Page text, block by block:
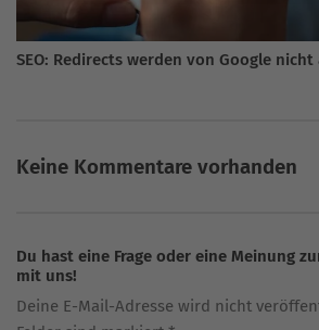
SEO: Redirects werden von Google
Keine Kommentare vorhanden
Du hast eine Frage oder eine Meinung
mit uns!
Deine E-Mail-Adresse wird nicht